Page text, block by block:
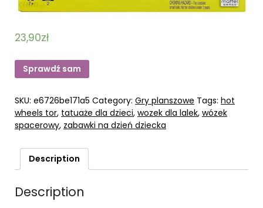
23,90zł
Sprawdź sam
SKU: e6726be171a5 Category: Gry planszowe Tags: hot
wheels tor, tatuaże dla dzieci, wozek dla lalek, wózek
spacerowy, zabawki na dzień dziecka
Description
Description